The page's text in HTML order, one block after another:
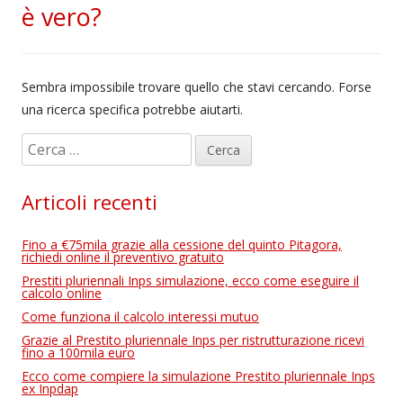
è vero?
Sembra impossibile trovare quello che stavi cercando. Forse
una ricerca specifica potrebbe aiutarti.
i
e
c
a
p
e
r
:
Articoli recenti
Fino a €75mila grazie alla cessione del quinto Pitagora,
richiedi online il preventivo gratuito
Prestiti pluriennali Inps simulazione, ecco come eseguire il
calcolo online
Come funziona il calcolo interessi mutuo
Grazie al Prestito pluriennale Inps per ristrutturazione ricevi
fino a 100mila euro
Ecco come compiere la simulazione Prestito pluriennale Inps
ex Inpdap